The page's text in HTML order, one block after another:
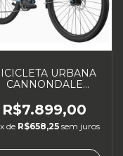
URBANA
CANNONDALE
REMIXTE
R$7.899,00
x de R$658,25 sem juros